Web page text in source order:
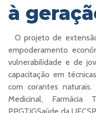
à
O projeto de
empoderamento
vulnerabilidade e de
capacitação em
com corantes
Medicinal,